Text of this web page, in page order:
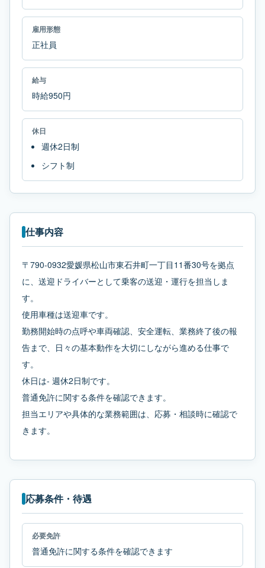
雇用形態
正社員
給与
時給950円
休日
週休2日制
シフト制
仕事内容
〒790-0932愛媛県松山市東石井町一丁目11番30号を拠点
に、送迎ドライバーとして乗客の送迎・運行を担当しま
す。
使用車種は送迎車です。
勤務開始時の点呼や車両確認、安全運転、業務終了後の報
告まで、日々の基本動作を大切にしながら進める仕事で
す。
休日は- 週休2日制です。
普通免許に関する条件を確認できます。
担当エリアや具体的な業務範囲は、応募・相談時に確認で
きます。
応募条件・待遇
必要免許
普通免許に関する条件を確認できます